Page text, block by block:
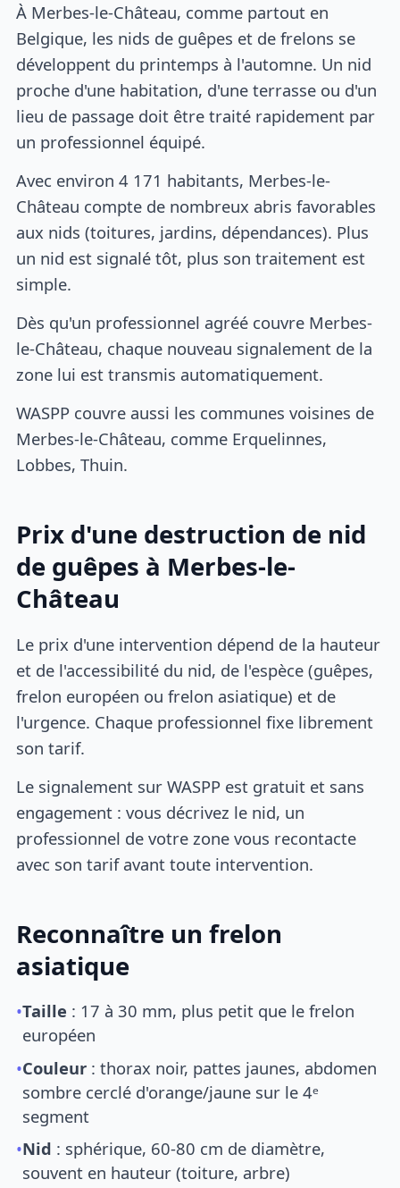
À Merbes-le-Château, comme partout en
Belgique, les nids de guêpes et de frelons se
développent du printemps à l'automne. Un nid
proche d'une habitation, d'une terrasse ou d'un
lieu de passage doit être traité rapidement par
un professionnel équipé.
Avec environ 4 171 habitants, Merbes-le-
Château compte de nombreux abris favorables
aux nids (toitures, jardins, dépendances). Plus
un nid est signalé tôt, plus son traitement est
simple.
Dès qu'un professionnel agréé couvre Merbes-
le-Château, chaque nouveau signalement de la
zone lui est transmis automatiquement.
WASPP couvre aussi les communes voisines de
Merbes-le-Château, comme Erquelinnes,
Lobbes, Thuin.
Prix d'une destruction de nid
de guêpes à Merbes-le-
Château
Le prix d'une intervention dépend de la hauteur
et de l'accessibilité du nid, de l'espèce (guêpes,
frelon européen ou frelon asiatique) et de
l'urgence. Chaque professionnel fixe librement
son tarif.
Le signalement sur WASPP est gratuit et sans
engagement : vous décrivez le nid, un
professionnel de votre zone vous recontacte
avec son tarif avant toute intervention.
Reconnaître un frelon
asiatique
•Taille : 17 à 30 mm, plus petit que le frelon
européen
•Couleur : thorax noir, pattes jaunes, abdomen
sombre cerclé d'orange/jaune sur le 4ᵉ
segment
•Nid : sphérique, 60-80 cm de diamètre,
souvent en hauteur (toiture, arbre)